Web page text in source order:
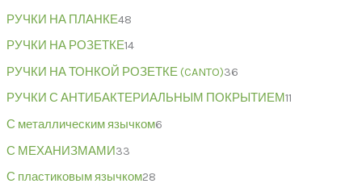
РУЧКИ НА ПЛАНКЕ48
РУЧКИ НА РОЗЕТКЕ14
РУЧКИ НА ТОНКОЙ РОЗЕТКЕ (CANTO)36
РУЧКИ С АНТИБАКТЕРИАЛЬНЫМ ПОКРЫТИЕМ11
С металлическим язычком6
С МЕХАНИЗМАМИ33
С пластиковым язычком28